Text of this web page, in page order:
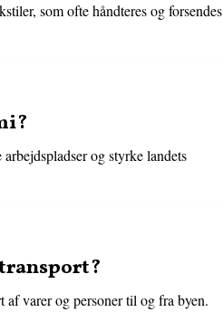
som ofte håndteres og forsendes
og styrke landets
varer og personer til og fra byen.